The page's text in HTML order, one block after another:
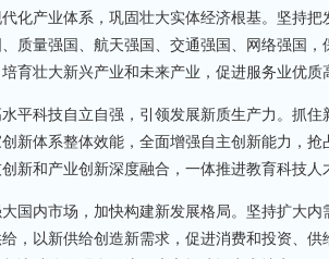
产业体系，巩固壮大实体经济根基。坚持把
质量强国、航天强国、交通强国、网络强国
育壮大新兴产业和未来产业，促进服务业优质
科技自立自强，引领发展新质生产力。抓住
新体系整体效能，全面增强自主创新能力，
新和产业创新深度融合，一体推进教育科技人
内市场，加快构建新发展格局。坚持扩大内
，以新供给创造新需求，促进消费和投资、